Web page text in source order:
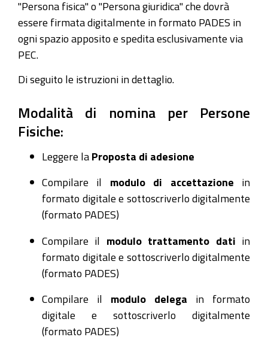
"Persona fisica" o "Persona giuridica" che dovrà
essere firmata digitalmente in formato PADES in
ogni spazio apposito e spedita esclusivamente via
PEC.
Di seguito le istruzioni in dettaglio.
Modalità di nomina per Persone
Fisiche:
Leggere la Proposta di adesione
Compilare il modulo di accettazione in
formato digitale e sottoscriverlo digitalmente
(formato PADES)
Compilare il modulo trattamento dati in
formato digitale e sottoscriverlo digitalmente
(formato PADES)
Compilare il modulo delega in formato
digitale e sottoscriverlo digitalmente
(formato PADES)